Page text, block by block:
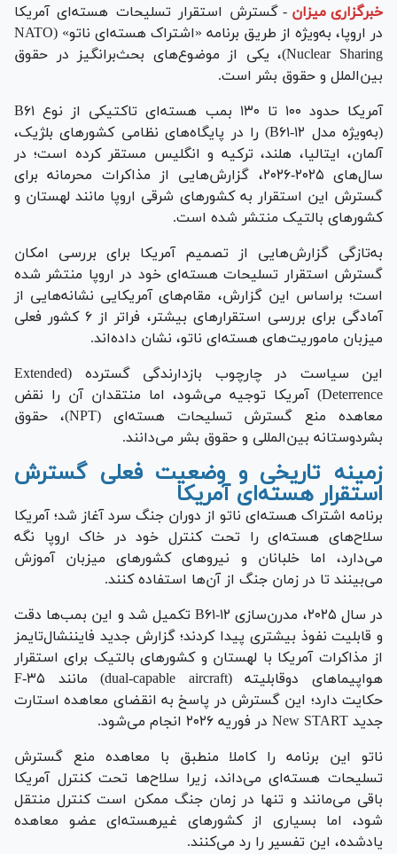
خبرگزاری میزان - گسترش استقرار تسلیحات هسته‌ای آمریکا
در اروپا، به‌ویژه از طریق برنامه «اشتراک هسته‌ای ناتو» (NATO
Nuclear Sharing)، یکی از موضوع‌های بحث‌برانگیز در حقوق
بین‌الملل و حقوق بشر است.
آمریکا حدود ۱۰۰ تا ۱۳۰ بمب هسته‌ای تاکتیکی از نوع B۶۱
(به‌ویژه مدل B۶۱-۱۲) را در پایگاه‌های نظامی کشور‌های بلژیک،
آلمان، ایتالیا، هلند، ترکیه و انگلیس مستقر کرده است؛ در
سال‌های ۲۰۲۵-۲۰۲۶، گزارش‌هایی از مذاکرات محرمانه برای
گسترش این استقرار به کشور‌های شرقی اروپا مانند لهستان و
کشور‌های بالتیک منتشر شده است.
به‌تازگی گزارش‌هایی از تصمیم آمریکا برای بررسی امکان
گسترش استقرار تسلیحات هسته‌ای خود در اروپا منتشر شده
است؛ براساس این گزارش، مقام‌های آمریکایی نشانه‌هایی از
آمادگی برای بررسی استقرار‌های بیشتر، فراتر از ۶ کشور فعلی
میزبان ماموریت‌های هسته‌ای ناتو، نشان داده‌اند.
این سیاست در چارچوب بازدارندگی گسترده (Extended
Deterrence) آمریکا توجیه می‌شود، اما منتقدان آن را نقض
معاهده منع گسترش تسلیحات هسته‌ای (NPT)، حقوق
بشردوستانه بین‌المللی و حقوق بشر می‌دانند.
زمینه تاریخی و وضعیت فعلی گسترش
استقرار هسته‌ای آمریکا
برنامه اشتراک هسته‌ای ناتو از دوران جنگ سرد آغاز شد؛ آمریکا
سلاح‌های هسته‌ای را تحت کنترل خود در خاک اروپا نگه
می‌دارد، اما خلبانان و نیرو‌های کشور‌های میزبان آموزش
می‌بینند تا در زمان جنگ از آن‌ها استفاده کنند.
در سال ۲۰۲۵، مدرن‌سازی B۶۱-۱۲ تکمیل شد و این بمب‌ها دقت
و قابلیت نفوذ بیشتری پیدا کردند؛ گزارش جدید فایننشال‌تایمز
از مذاکرات آمریکا با لهستان و کشور‌های بالتیک برای استقرار
هواپیما‌های دوقابلیته (dual-capable aircraft) مانند F-۳۵
حکایت دارد؛ این گسترش در پاسخ به انقضای معاهده استارت
جدید New START در فوریه ۲۰۲۶ انجام می‌شود.
ناتو این برنامه را کاملا منطبق با معاهده منع گسترش
تسلیحات هسته‌ای می‌داند، زیرا سلاح‌ها تحت کنترل آمریکا
باقی می‌مانند و تنها در زمان جنگ ممکن است کنترل منتقل
شود، اما بسیاری از کشور‌های غیرهسته‌ای عضو معاهده
یادشده، این تفسیر را رد می‌کنند.